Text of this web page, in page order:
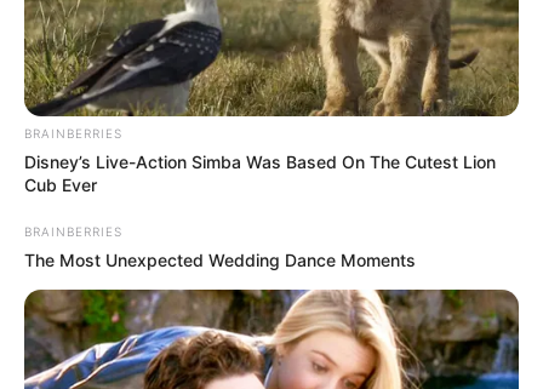
Discover 15 Surprising Things Forbidden By The
Bible
BRAINBERRIES
BRAINBERRIES
Disney’s Live-Action Simba Was Based On The Cutest Lion
Cub Ever
BRAINBERRIES
The Most Unexpected Wedding Dance Moments